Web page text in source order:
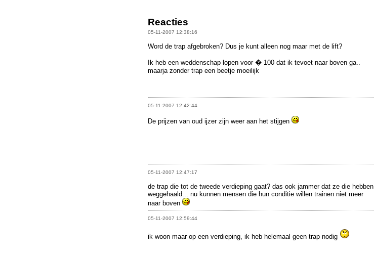
Reacties
05-11-2007 12:38:16
Word de trap afgebroken? Dus je kunt alleen nog maar met de lift?
Ik heb een weddenschap lopen voor � 100 dat ik tevoet naar boven ga..
maarja zonder trap een beetje moeilijk
05-11-2007 12:42:44
De prijzen van oud ijzer zijn weer aan het stijgen
05-11-2007 12:47:17
de trap die tot de tweede verdieping gaat? das ook jammer dat ze die hebben
weggehaald... nu kunnen mensen die hun conditie willen trainen niet meer
naar boven
05-11-2007 12:59:44
ik woon maar op een verdieping, ik heb helemaal geen trap nodig